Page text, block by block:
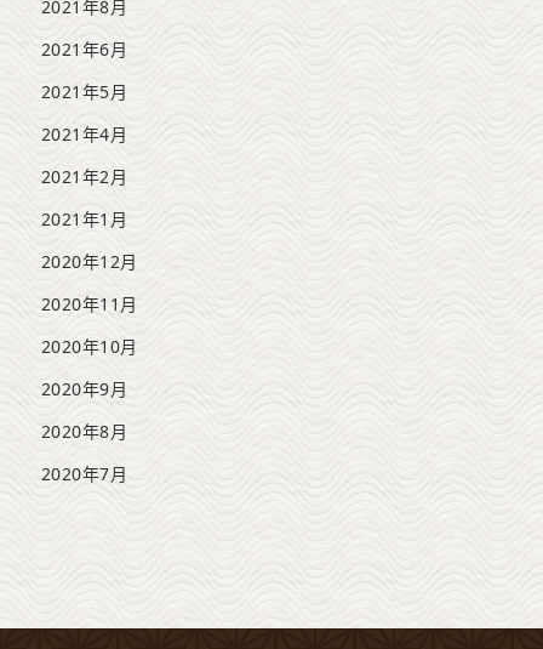
2021年8月
2021年6月
2021年5月
2021年4月
2021年2月
2021年1月
2020年12月
2020年11月
2020年10月
2020年9月
2020年8月
2020年7月